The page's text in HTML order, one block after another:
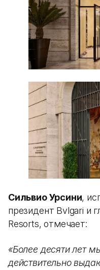
Сильвио Урсини,
президент Bvlgari и
Resorts, отмечает:
«Более десяти лет
действительно